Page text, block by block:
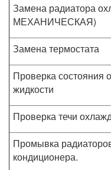
Замена радиатора
МЕХАНИЧЕСКАЯ)
Замена термостата
Проверка состояния
жидкости
Проверка течи
Промывка
кондиционера.